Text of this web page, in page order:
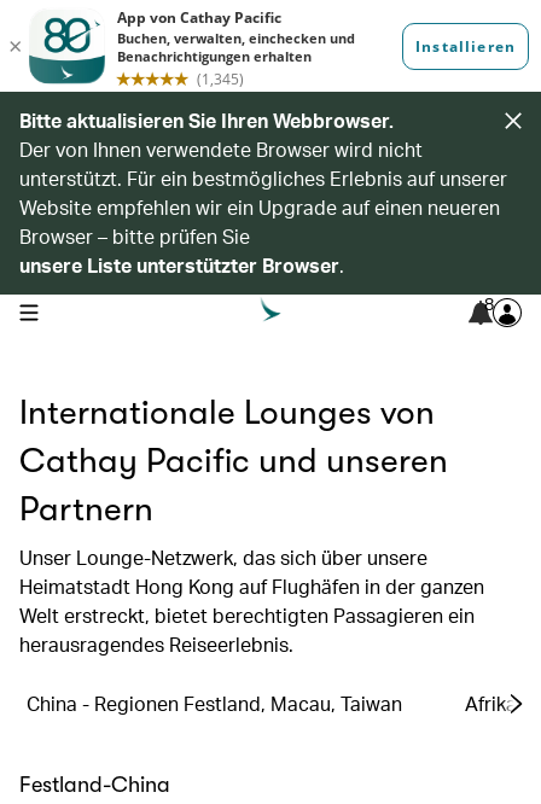
Bitte aktualisieren Sie Ihren Webbrowser.
Der von Ihnen verwendete Browser wird nicht
unterstützt. Für ein bestmögliches Erlebnis auf unserer
Website empfehlen wir ein Upgrade auf einen neueren
Browser – bitte prüfen Sie
unsere Liste unterstützter Browser.
open navigation menu 8
Internationale Lounges von
Cathay Pacific und unseren
Partnern
Unser Lounge-Netzwerk, das sich über unsere
Heimatstadt Hong Kong auf Flughäfen in der ganzen
Welt erstreckt, bietet berechtigten Passagieren ein
herausragendes Reiseerlebnis.
China - Regionen Festland, Macau, Taiwan Afrika
Festland-China